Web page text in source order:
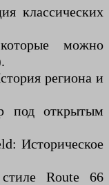
классических
можно
региона и
под открытым
Историческое
Route 66